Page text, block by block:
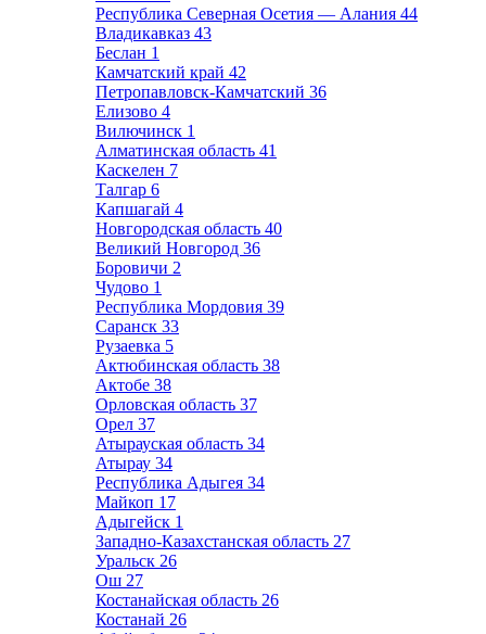
Республика Северная Осетия — Алания 44
Владикавказ 43
Беслан 1
Камчатский край 42
Петропавловск-Камчатский 36
Елизово 4
Вилючинск 1
Алматинская область 41
Каскелен 7
Талгар 6
Капшагай 4
Новгородская область 40
Великий Новгород 36
Боровичи 2
Чудово 1
Республика Мордовия 39
Саранск 33
Рузаевка 5
Актюбинская область 38
Актобе 38
Орловская область 37
Орел 37
Атырауская область 34
Атырау 34
Республика Адыгея 34
Майкоп 17
Адыгейск 1
Западно-Казахстанская область 27
Уральск 26
Ош 27
Костанайская область 26
Костанай 26